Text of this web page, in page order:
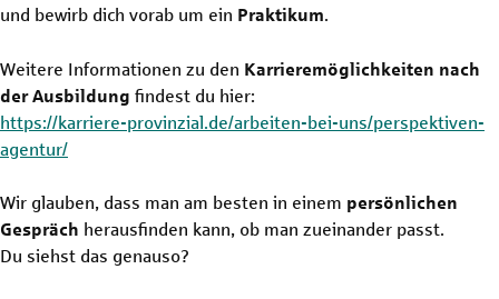
und bewirb dich vorab um ein Praktikum.
Weitere Informationen zu den Karrieremöglichkeiten nach
der Ausbildung findest du hier:
https://karriere-provinzial.de/arbeiten-bei-uns/perspektiven-
agentur/
Wir glauben, dass man am besten in einem persönlichen
Gespräch herausfinden kann, ob man zueinander passt.
Du siehst das genauso?